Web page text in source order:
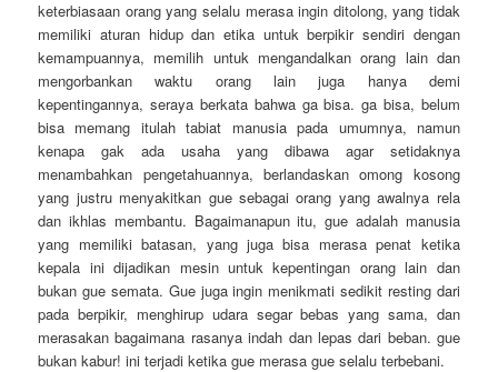
keterbiasaan orang yang selalu merasa ingin ditolong, yang tidak
memiliki aturan hidup dan etika untuk berpikir sendiri dengan
kemampuannya, memilih untuk mengandalkan orang lain dan
mengorbankan waktu orang lain juga hanya demi
kepentingannya, seraya berkata bahwa ga bisa. ga bisa, belum
bisa memang itulah tabiat manusia pada umumnya, namun
kenapa gak ada usaha yang dibawa agar setidaknya
menambahkan pengetahuannya, berlandaskan omong kosong
yang justru menyakitkan gue sebagai orang yang awalnya rela
dan ikhlas membantu. Bagaimanapun itu, gue adalah manusia
yang memiliki batasan, yang juga bisa merasa penat ketika
kepala ini dijadikan mesin untuk kepentingan orang lain dan
bukan gue semata. Gue juga ingin menikmati sedikit resting dari
pada berpikir, menghirup udara segar bebas yang sama, dan
merasakan bagaimana rasanya indah dan lepas dari beban. gue
bukan kabur! ini terjadi ketika gue merasa gue selalu terbebani.